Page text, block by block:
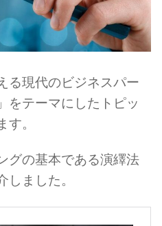
る現代のビジネスパー
をテーマにしたトピッ
。
グの基本である演繹法
しました。